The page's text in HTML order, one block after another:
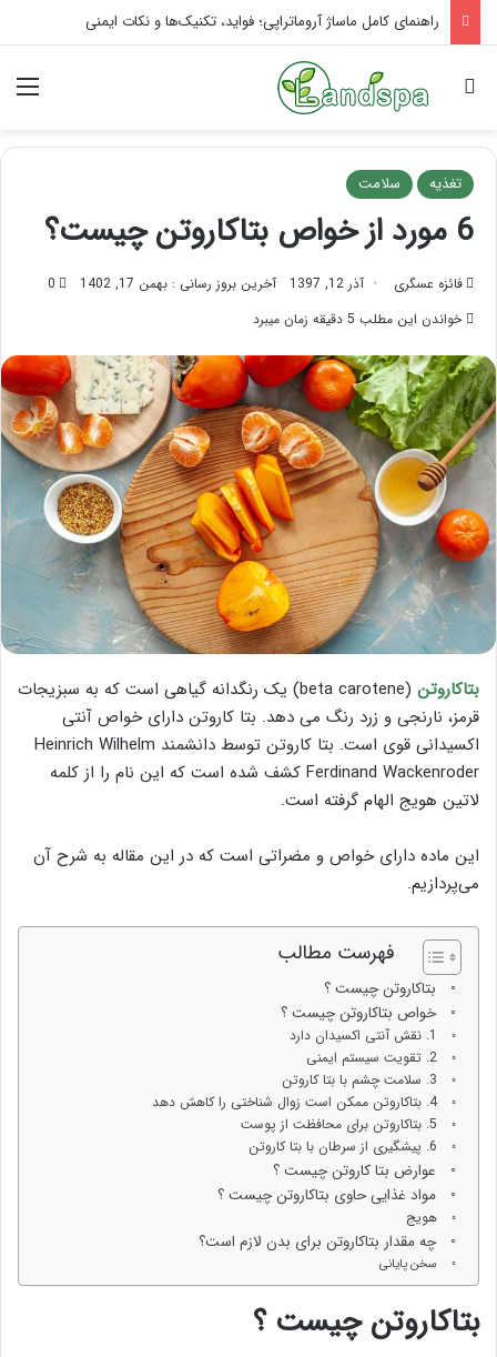
تاثیر ماساژ بر افسردگی؛ با ماساژ درمانی افسردگی را درمان کنید!
جستجو برای
تغذیه سلامت
6 مورد از خواص بتاکاروتن چیست؟
فائزه عسگری آذر 12, 1397 آخرین بروز رسانی : بهمن 17, 1402
0
خواندن این مطلب 5 دقیقه زمان میبرد
بتاکاروتن
(beta carotene) یک رنگدانه گیاهی است که به سبزیجات
قرمز، نارنجی و زرد رنگ می دهد. بتا کاروتن دارای خواص آنتی
اکسیدانی قوی است. بتا کاروتن توسط دانشمند Heinrich Wilhelm
Ferdinand Wackenroder کشف شده است که این نام را از کلمه
لاتین هویج الهام گرفته است.
این ماده دارای خواص و مضراتی است که در این مقاله به شرح آن
می‌پردازیم.
فهرست مطالب
بتاکاروتن چیست ؟
خواص بتاکاروتن چیست ؟
1. نقش آنتی اکسیدان دارد
2. تقویت سیستم ایمنی
3. سلامت چشم با بتا کاروتن
4. بتاکاروتن ممکن است زوال شناختی را کاهش دهد
5. بتاکاروتن برای محافظت از پوست
6. پیشگیری از سرطان با بتا کاروتن
عوارض بتا کاروتن چیست ؟
مواد غذایی حاوی بتاکاروتن چیست ؟
هویج
چه مقدار بتاکاروتن برای بدن لازم است؟
سخن پایانی
بتاکاروتن چیست ؟